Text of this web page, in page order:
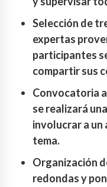
Selección de
expertas
participantes
compartir sus
Convocatoria
se realizará
involucrar a un
tema.
Organización
redondas y